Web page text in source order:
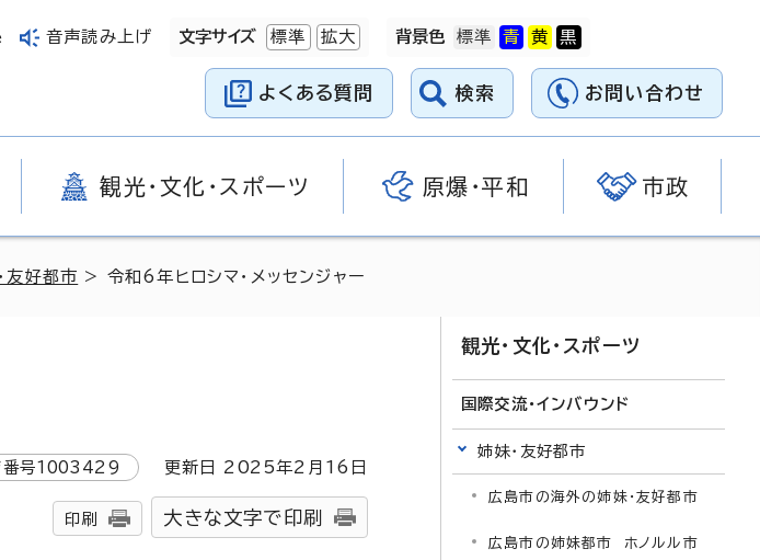
音声読み上げ 文字サイズ 標準 拡大 背景色
よくある質問 検索 お問い合わせ
観光・文化・スポーツ 原爆・平和 市政
友好都市 > 令和6年ヒロシマ・メッセンジャー
号1003429 更新日 2025年2月 16 日
印刷 大きな文字で印刷
観光・文化・スポーツ
国際交流・インバウンド
姉妹・友好都市
広島市の海外の姉妹・友好都市
広島市の姉妹都市 ホノルル市